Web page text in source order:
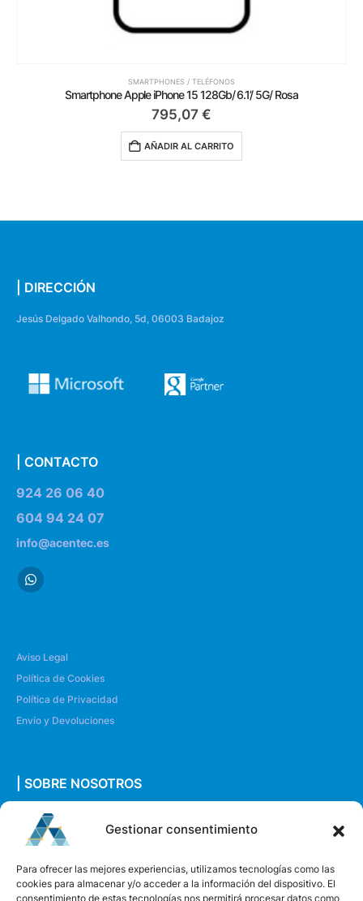
Gestionar consentimiento
Para ofrecer las mejores experiencias, utilizamos tecnologías como las
cookies para almacenar y/o acceder a la información del dispositivo. El
consentimiento de estas tecnologías nos permitirá procesar datos como
SMARTPHONES / TELÉFONOS
Smartphone Apple iPhone 15 128Gb/ 6.1’/ 5G/ Rosa
795,07 €
AÑADIR AL CARRITO
| DIRECCIÓN
Jesús Delgado Valhondo, 5d, 06003 Badajoz
| CONTACTO
924 26 06 40
604 94 24 07
info@acentec.es
Aviso Legal
Política de Cookies
Política de Privacidad
Envío y Devoluciones
| SOBRE NOSOTROS
Quiénes somos
Envíanos un mensaje